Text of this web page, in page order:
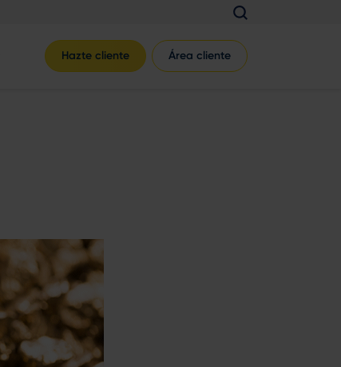
Hazte cliente Área cliente